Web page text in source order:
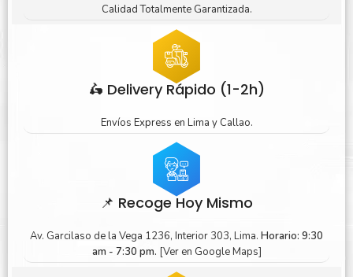
Calidad Totalmente Garantizada.
🛵 Delivery Rápido (1-2h)
Envíos Express en Lima y Callao.
📌 Recoge Hoy Mismo
Av. Garcilaso de la Vega 1236, Interior 303, Lima. Horario: 9:30
am - 7:30 pm. [Ver en Google Maps]